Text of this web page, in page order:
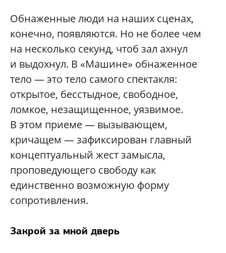
Обнаженные люди на наших сценах,
конечно, появляются. Но не более чем
на несколько секунд, чтоб зал ахнул
и выдохнул. В «Машине» обнаженное
тело — это тело самого спектакля:
открытое, бесстыдное, свободное,
ломкое, незащищенное, уязвимое.
В этом приеме — вызывающем,
кричащем — зафиксирован главный
концептуальный жест замысла,
проповедующего свободу как
единственно возможную форму
сопротивления.
Закрой за мной дверь